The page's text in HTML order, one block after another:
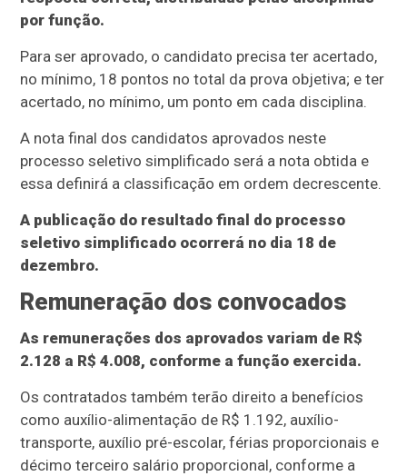
por função.
Para ser aprovado, o candidato precisa ter acertado,
no mínimo, 18 pontos no total da prova objetiva; e ter
acertado, no mínimo, um ponto em cada disciplina.
A nota final dos candidatos aprovados neste
processo seletivo simplificado será a nota obtida e
essa definirá a classificação em ordem decrescente.
A publicação do resultado final do processo
seletivo simplificado ocorrerá no dia 18 de
dezembro.
Remuneração dos convocados
As remunerações dos aprovados variam de R$
2.128 a R$ 4.008, conforme a função exercida.
Os contratados também terão direito a benefícios
como auxílio-alimentação de R$ 1.192, auxílio-
transporte, auxílio pré-escolar, férias proporcionais e
décimo terceiro salário proporcional, conforme a